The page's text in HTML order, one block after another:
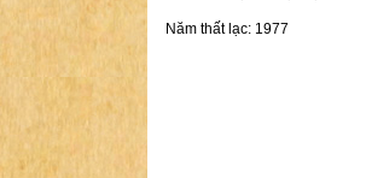
Năm thất lạc: 1977